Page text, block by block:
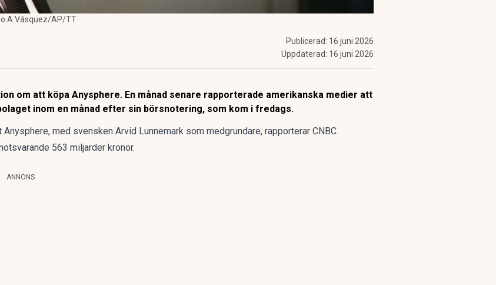
A Vásquez/AP/TT
Publicerad: 16 juni 2026
Uppdaterad: 16 juni 2026
om att köpa Anysphere. En månad senare rapporterade amerikanska medier att
inom en månad efter sin börsnotering, som kom i fredags.
med svensken Arvid Lunnemark som medgrundare, rapporterar CNBC.
563 miljarder kronor.
ANNONS